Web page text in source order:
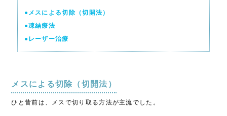
●メスによる切除（切開法）
●凍結療法
●レーザー治療
メスによる切除（切開法）
ひと昔前は、メスで切り取る方法が主流でした。